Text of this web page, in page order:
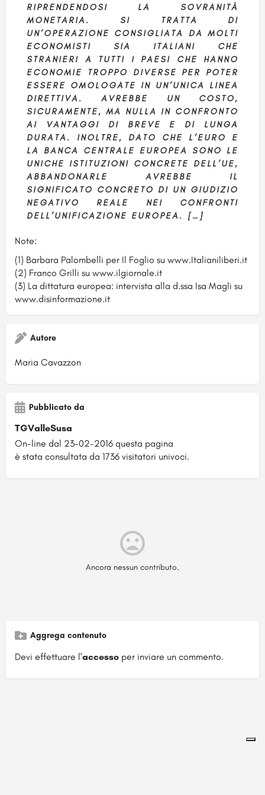
RIPRENDENDOSI LA SOVRANITÀ
MONETARIA. SI TRATTA DI
UN’OPERAZIONE CONSIGLIATA DA MOLTI
ECONOMISTI SIA ITALIANI CHE
STRANIERI A TUTTI I PAESI CHE HANNO
ECONOMIE TROPPO DIVERSE PER POTER
ESSERE OMOLOGATE IN UN’UNICA LINEA
DIRETTIVA. AVREBBE UN COSTO,
SICURAMENTE, MA NULLA IN CONFRONTO
AI VANTAGGI DI BREVE E DI LUNGA
DURATA. INOLTRE, DATO CHE L’EURO E
LA BANCA CENTRALE EUROPEA SONO LE
UNICHE ISTITUZIONI CONCRETE DELL’UE,
ABBANDONARLE AVREBBE IL
SIGNIFICATO CONCRETO DI UN GIUDIZIO
NEGATIVO REALE NEI CONFRONTI
DELL’UNIFICAZIONE EUROPEA. […]
Note:
(1) Barbara Palombelli per Il Foglio su www.Italianiliberi.it
(2) Franco Grilli su www.ilgiornale.it
(3) La dittatura europea: intervista alla d.ssa Isa Magli su
www.disinformazione.it
Autore
Maria Cavazzon
Pubblicato da
TGValleSusa
On-line dal 23-02-2016 questa pagina
è stata consultata da 1736 visitatori univoci.
Ancora nessun contributo.
Aggrega contenuto
Devi effettuare l'accesso per inviare un commento.